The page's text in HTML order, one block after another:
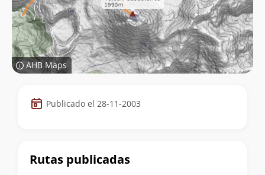
AHB Maps
Datos
de
cumbre
Publicado el 28-11-2003
Rutas publicadas